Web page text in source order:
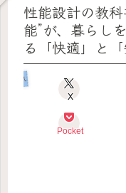
性能設計の教
能”が、暮らし
る「快適」と
いえのキホン
X
Pocket